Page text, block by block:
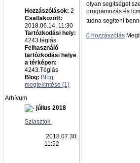
Hozzászólások: 2
Csatlakozott:
2018.06.14. 11:30
Tartózkodási hely:
4243.téglás
Felhasználó
tartózkodási helye
a térképen:
4243.Téglás
Blog: Blog
megtekintése (1)
Arhívum
július 2018
Sziasztok.
2018.07.30.
11:52
olyan segitséget
programozás és
tudna segiteni
0 hozzászólás